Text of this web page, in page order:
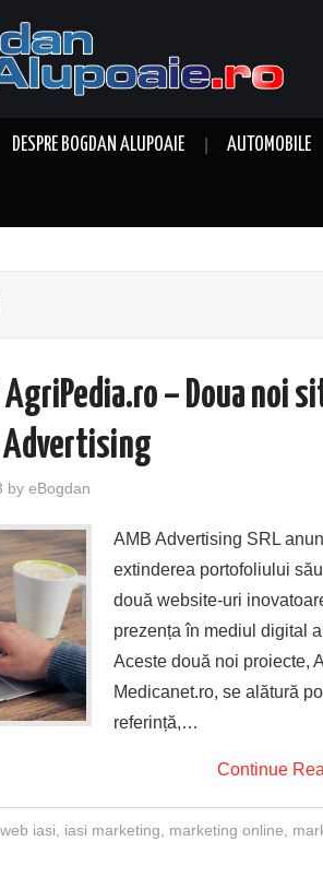
DESPRE BOGDAN ALUPOAIE AUTOMOBILE
– Doua noi
by eBogdan
AMB Advertising SRL
extinderea portofoliului
două website-uri
prezența în mediul digital
Aceste două noi proiecte,
Medicanet.ro, se alătură
referință,…
Continue
iasi iasi marketing marketing online